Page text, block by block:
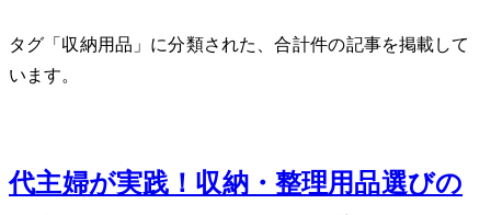
タグ「収納用品」に分類された、合計 1 件の記事を掲載して
います。
40代主婦が実践！収納・整理用品選びの